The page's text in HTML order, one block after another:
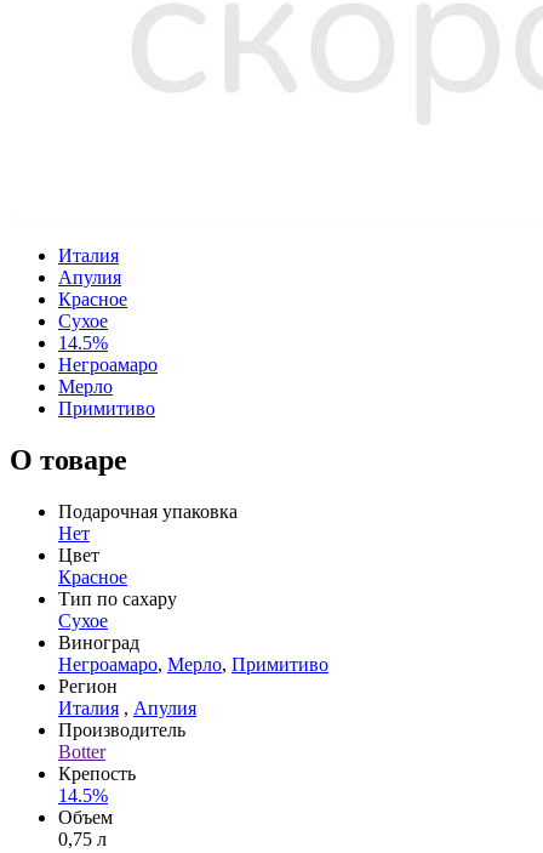
Италия
Апулия
Красное
Сухое
14.5%
Негроамаро
Мерло
Примитиво
О товаре
Подарочная упаковка
Нет
Цвет
Красное
Тип по сахару
Сухое
Виноград
Негроамаро, Мерло, Примитиво
Регион
Италия , Апулия
Производитель
Botter
Крепость
14.5%
Объем
0,75 л